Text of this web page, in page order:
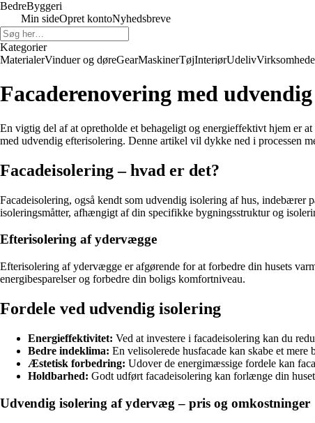
BedreByggeri
Min sideOpret kontoNyhedsbreve
Kategorier
MaterialerVinduer og døreGearMaskinerTøjInteriørUdeliv
Facaderenovering med
En vigtig del af at opretholde et behageligt og energieffektivt hjem er
med udvendig efterisolering. Denne artikel vil dykke ned i processen
Facadeisolering – hvad er det?
Facadeisolering, også kendt som udvendig isolering af hus, indebærer
isoleringsmåtter, afhængigt af din specifikke bygningsstruktur og
Efterisolering af ydervægge
Efterisolering af ydervægge er afgørende for at forbedre din husets
energibesparelser og forbedre din boligs komfortniveau.
Fordele ved udvendig isolering
Energieffektivitet: Ved at investere i facadeisolering kan du
Bedre indeklima: En velisolerede husfacade kan skabe et
Æstetisk forbedring: Udover de energimæssige fordele kan
Holdbarhed: Godt udført facadeisolering kan forlænge din
Udvendig isolering af ydervæg – pris og omkostninger